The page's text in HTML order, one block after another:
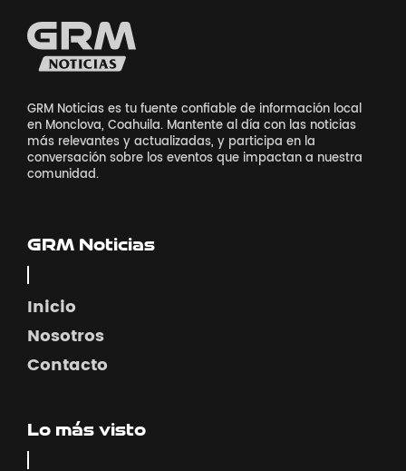
GRM Noticias es tu fuente confiable de información local
en Monclova, Coahuila. Mantente al día con las noticias
más relevantes y actualizadas, y participa en la
conversación sobre los eventos que impactan a nuestra
comunidad.
GRM Noticias
Inicio
Nosotros
Contacto
Lo más visto